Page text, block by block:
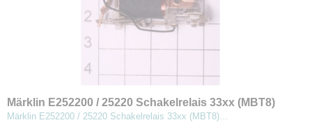
Märklin E252200 / 25220 Schakelrelais 33xx (MBT8)
Märklin E252200 / 25220 Schakelrelais 33xx (MBT8)…